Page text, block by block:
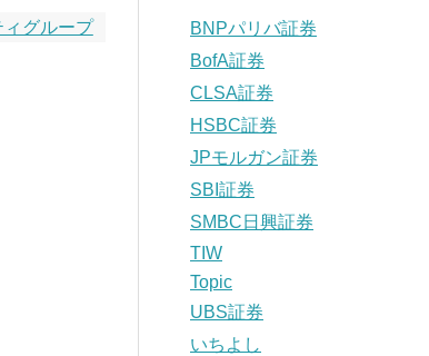
ィグループ
BNPパリバ証券
BofA証券
CLSA証券
HSBC証券
JPモルガン証券
SBI証券
SMBC日興証券
TIW
Topic
UBS証券
いちよし